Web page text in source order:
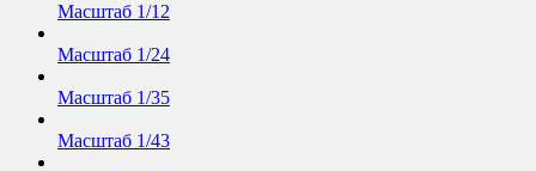
Масштаб 1/12
Масштаб 1/24
Масштаб 1/35
Масштаб 1/43